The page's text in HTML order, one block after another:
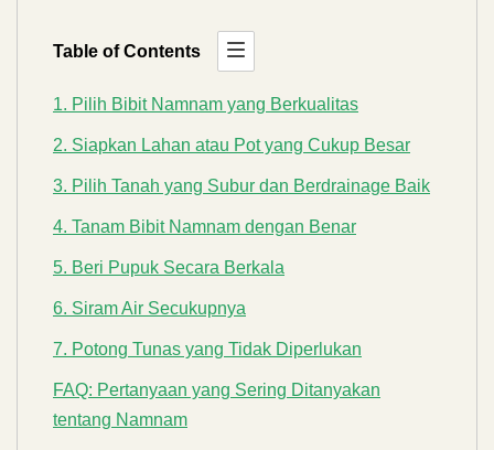
Table of Contents
1. Pilih Bibit Namnam yang Berkualitas
2. Siapkan Lahan atau Pot yang Cukup Besar
3. Pilih Tanah yang Subur dan Berdrainage Baik
4. Tanam Bibit Namnam dengan Benar
5. Beri Pupuk Secara Berkala
6. Siram Air Secukupnya
7. Potong Tunas yang Tidak Diperlukan
FAQ: Pertanyaan yang Sering Ditanyakan
tentang Namnam